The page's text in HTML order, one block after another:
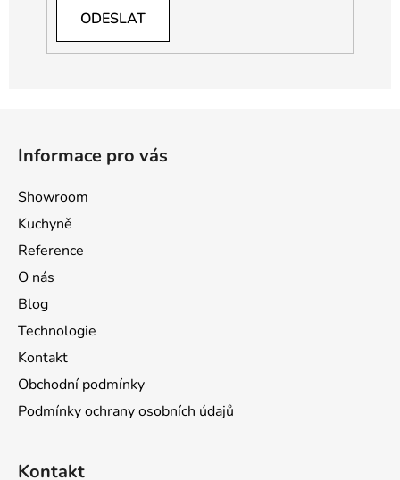
ODESLAT
Informace pro vás
Showroom
Kuchyně
Reference
O nás
Blog
Technologie
Kontakt
Obchodní podmínky
Podmínky ochrany osobních údajů
Kontakt